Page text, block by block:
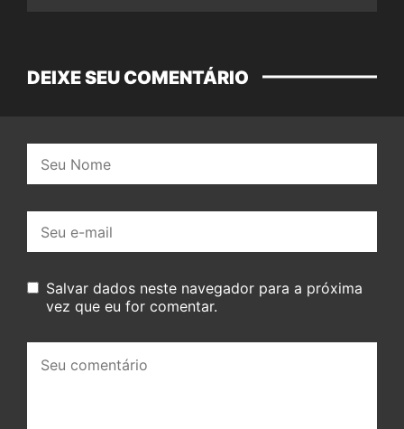
DEIXE SEU COMENTÁRIO
mail:
Salvar dados neste navegador para a próxima
vez que eu for comentar.
comentário: